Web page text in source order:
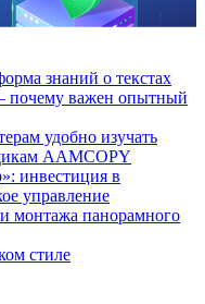
знаний о текстах
почему важен опытный
удобно изучать
AAMCOPY
инвестиция в
управление
монтажа панорамного
стиле